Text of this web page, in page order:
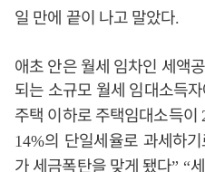
일 만에 끝이 나고 말았다.
애초 안은 월세 임차인 세액
되는 소규모 월세 임대소득
주택 이하로 주택임대소득이
14%의 단일세율로 과세하
가 세금폭탄을 맞게 됐다” “